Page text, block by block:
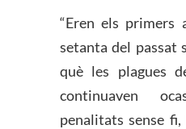
“Eren els primers
setanta del passat
què les plagues
continuaven
penalitats sense